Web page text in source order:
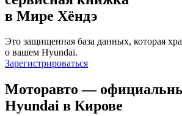
в Мире Хёндэ
Это защищенная база данных, которая
о вашем Hyundai.
Зарегистрироваться
Моторавто —
Hyundai в Кирове